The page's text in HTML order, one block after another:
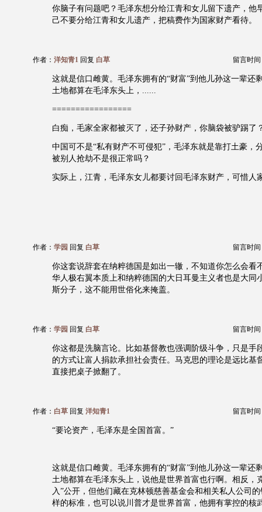
你脑子有问题吧？毛泽东想分给江青和女儿留下遗产，他
己不要分给江青和女儿遗产，把稿费作为国家财产看待。
作者： 洋知青1 回复 白草 留言时间
这就是信口雌黄。毛泽东拥有的“财富”到他儿孙这一辈还
土地都算在毛泽东头上，......
=================
白痴，毛家全家都被灭了，还子孙财产，你脑袋被驴踢了
中国可不是“私有财产不可侵犯”，毛泽东就是靠打土豪，
被别人抢劫不是很正常吗？
实际上，江青，毛泽东女儿都要讨回毛泽东财产，可惜人
作者： 学园 回复 白草 留言时间
你这套说辞套在纳粹德国是如出一辙，不知道你怎么会看
华人极右翼本质上和纳粹德国的大日耳曼主义者也是大同
斯分子，这不能用世俗化来掩盖。
作者： 学园 回复 白草 留言时间
你这都是洗脑言论。比如基督教也强调阶级斗争，只是手
的方式让富人捐款承担社会责任。马克思的理论是远比基
直接把桌子掀翻了。
作者： 白草 回复 洋知青1 留言时间
“要论资产，毛泽东是全国首富。”
这就是信口雌黄。毛泽东拥有的“财富”到他儿孙这一辈还
土地都算在毛泽东头上，说他是世界首富也行啊。相反，
入”公开，但他们藏在克林顿慈善基金会和相关私人公司
样的标准，也可以说川普才是世界首富，他拥有掌控的核